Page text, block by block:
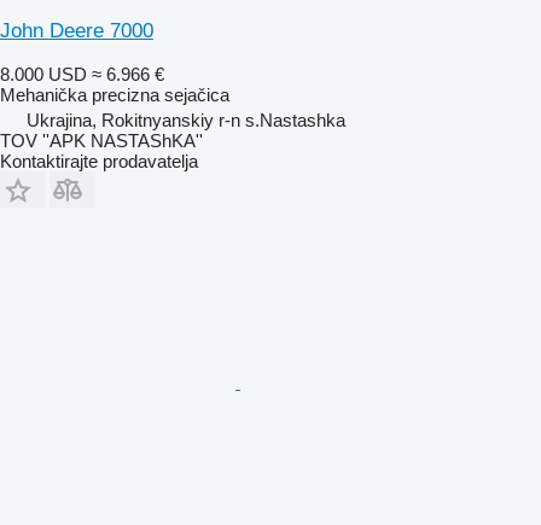
John Deere 7000
8.000 USD ≈ 6.966 €
Mehanička precizna sejačica
Ukrajina, Rokitnyanskiy r-n s.Nastashka
TOV ''APK NASTAShKA''
Kontaktirajte prodavatelja